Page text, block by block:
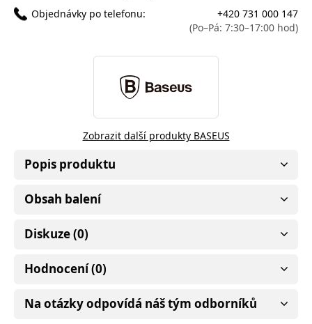
Objednávky po telefonu:
+420 731 000 147
(Po–Pá: 7:30–17:00 hod)
Zobrazit další produkty BASEUS
Popis produktu
Obsah balení
Diskuze (0)
Hodnocení (0)
Na otázky odpovídá náš tým odborníků